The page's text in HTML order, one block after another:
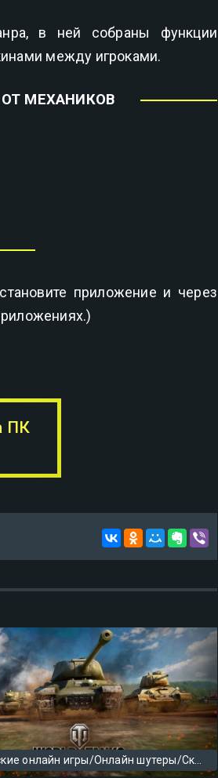
в ней собраны функции
между игроками.
ОТ МЕХАНИКОВ
приложение и через
ПК